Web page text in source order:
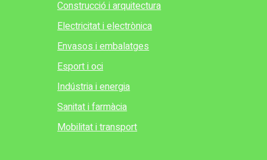
Construcció i arquitectura
Electricitat i electrònica
Envasos i embalatges
Esport i oci
Indústria i energia
Sanitat i farmàcia
Mobilitat i transport